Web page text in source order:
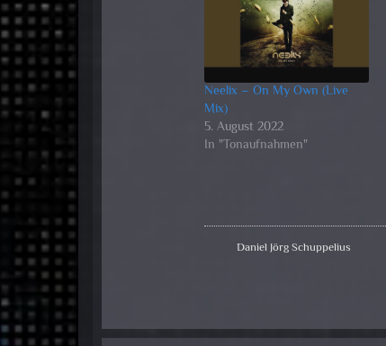
Neelix – On My Own (Live
Mix)
5. August 2022
In "Tonaufnahmen"
Daniel Jörg Schuppelius